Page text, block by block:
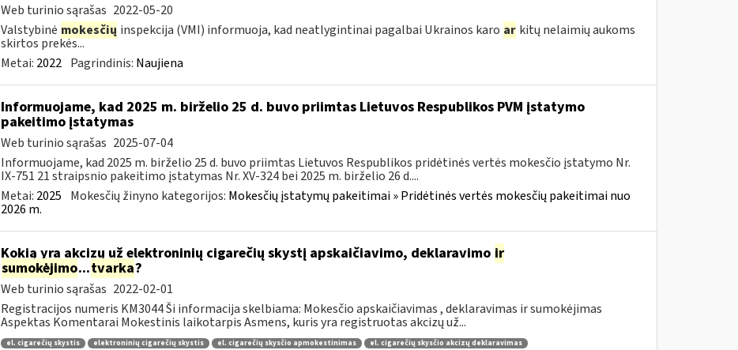
Web turinio sąrašas 2022-05-20
Valstybinė mokesčių inspekcija (VMI) informuoja, kad neatlygintinai pagalbai Ukrainos karo ar kitų nelaimių aukoms
skirtos prekės...
Metai: 2022 Pagrindinis: Naujiena
Informuojame, kad 2025 m. birželio 25 d. buvo priimtas Lietuvos Respublikos PVM įstatymo
pakeitimo įstatymas
Web turinio sąrašas 2025-07-04
Informuojame, kad 2025 m. birželio 25 d. buvo priimtas Lietuvos Respublikos pridėtinės vertės mokesčio įstatymo Nr.
IX-751 21 straipsnio pakeitimo įstatymas Nr. XV-324 bei 2025 m. birželio 26 d....
Metai: 2025 Mokesčių žinyno kategorijos: Mokesčių įstatymų pakeitimai » Pridėtinės vertės mokesčių pakeitimai nuo
2026 m.
Kokią yra akcizų už elektroninių cigarečių skystį apskaičiavimo, deklaravimo ir
sumokėjimo...tvarka?
Web turinio sąrašas 2022-02-01
Registracijos numeris KM3044 Ši informacija skelbiama: Mokesčio apskaičiavimas , deklaravimas ir sumokėjimas
Aspektas Komentarai Mokestinis laikotarpis Asmens, kuris yra registruotas akcizų už...
el. cigarečių skystis elektroninių cigarečių skystis el. cigarečių skysčio apmokestinimas
el. cigarečių skysčio akcizų deklaravimas